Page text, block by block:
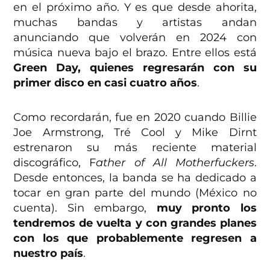
en el próximo año. Y es que desde ahorita,
muchas bandas y artistas andan
anunciando que volverán en 2024 con
música nueva bajo el brazo. Entre ellos está
Green Day, quienes regresarán con su
primer disco en casi cuatro años.
Como recordarán, fue en 2020 cuando Billie
Joe Armstrong, Tré Cool y Mike Dirnt
estrenaron su más reciente material
discográfico, Father of All Motherfuckers.
Desde entonces, la banda se ha dedicado a
tocar en gran parte del mundo (México no
cuenta). Sin embargo, muy pronto los
tendremos de vuelta y con grandes planes
con los que probablemente regresen a
nuestro país.